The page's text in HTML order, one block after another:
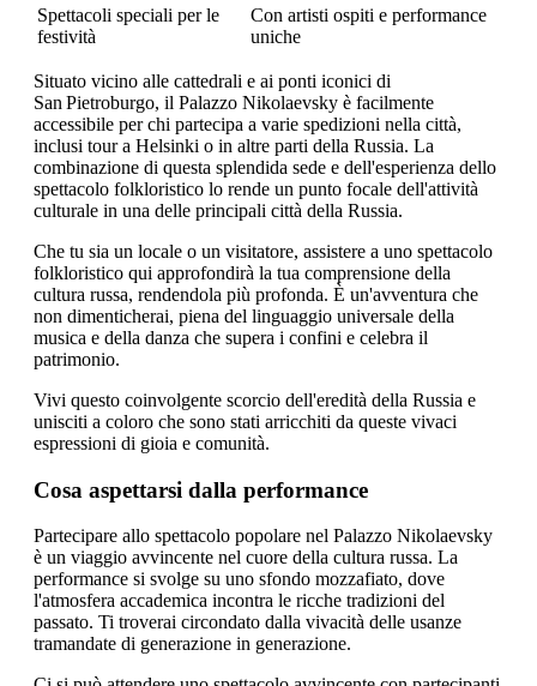
Spettacoli speciali per le
festività
Con artisti ospiti e performance
uniche
Situato vicino alle cattedrali e ai ponti iconici di
San Pietroburgo, il Palazzo Nikolaevsky è facilmente
accessibile per chi partecipa a varie spedizioni nella città,
inclusi tour a Helsinki o in altre parti della Russia. La
combinazione di questa splendida sede e dell'esperienza dello
spettacolo folkloristico lo rende un punto focale dell'attività
culturale in una delle principali città della Russia.
Che tu sia un locale o un visitatore, assistere a uno spettacolo
folkloristico qui approfondirà la tua comprensione della
cultura russa, rendendola più profonda. È un'avventura che
non dimenticherai, piena del linguaggio universale della
musica e della danza che supera i confini e celebra il
patrimonio.
Vivi questo coinvolgente scorcio dell'eredità della Russia e
unisciti a coloro che sono stati arricchiti da queste vivaci
espressioni di gioia e comunità.
Cosa aspettarsi dalla performance
Partecipare allo spettacolo popolare nel Palazzo Nikolaevsky
è un viaggio avvincente nel cuore della cultura russa. La
performance si svolge su uno sfondo mozzafiato, dove
l'atmosfera accademica incontra le ricche tradizioni del
passato. Ti troverai circondato dalla vivacità delle usanze
tramandate di generazione in generazione.